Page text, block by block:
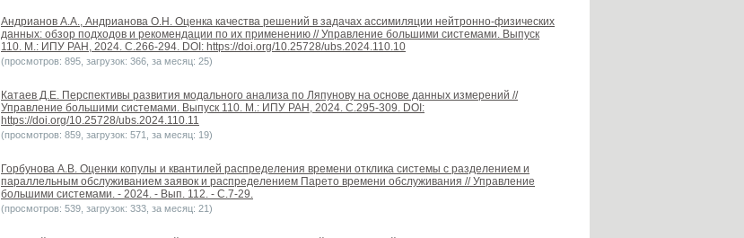
Андрианов А.А., Андрианова О.Н. Оценка качества решений в задачах ассимиляции нейтронно-физических
данных: обзор подходов и рекомендации по их применению // Управление большими системами. Выпуск
110. М.: ИПУ РАН, 2024. С.266-294. DOI: https://doi.org/10.25728/ubs.2024.110.10
(просмотров: 895, загрузок: 366, за месяц: 25)
Катаев Д.Е. Перспективы развития модального анализа по Ляпунову на основе данных измерений //
Управление большими системами. Выпуск 110. М.: ИПУ РАН, 2024. С.295-309. DOI:
https://doi.org/10.25728/ubs.2024.110.11
(просмотров: 859, загрузок: 571, за месяц: 19)
Горбунова А.В. Оценки копулы и квантилей распределения времени отклика системы с разделением и
параллельным обслуживанием заявок и распределением Парето времени обслуживания // Управление
большими системами. - 2024. - Вып. 112. - С.7-29.
(просмотров: 539, загрузок: 333, за месяц: 21)